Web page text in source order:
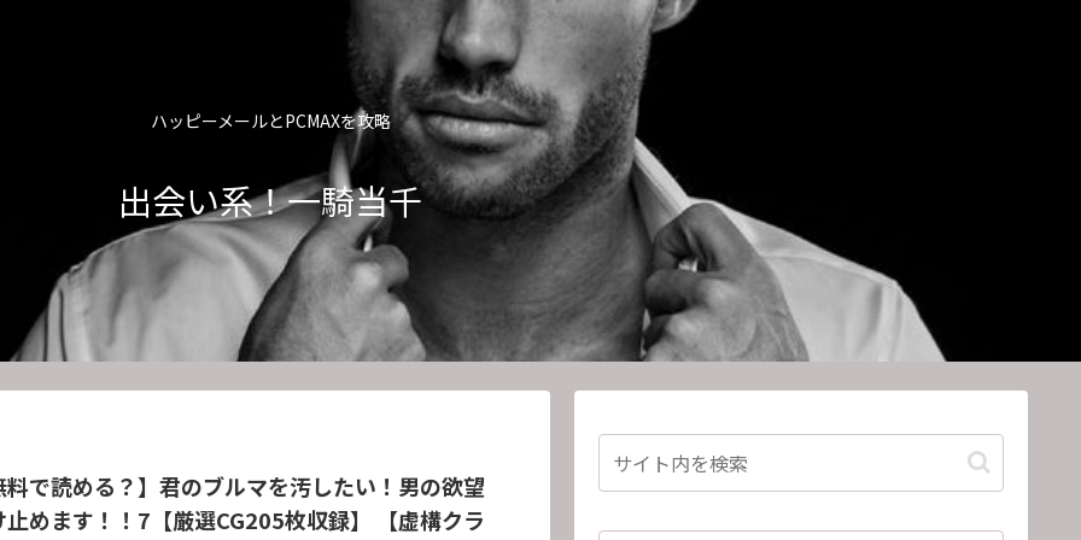
ハッピーメールとPCMAXを攻略
出会い系！一騎当千
料で読める？】君のブルマを汚したい！男の欲望
止めます！！7【厳選CG205枚収録】 【虚構クラ